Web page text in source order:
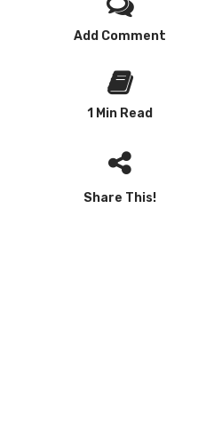
Add Comment
1 Min Read
Share This!